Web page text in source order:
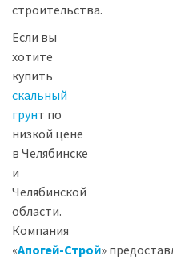
строительства.
Если вы
хотите
купить
скальный
грунт по
низкой цене
в Челябинске
и
Челябинской
области.
Компания
«Апогей-Строй»